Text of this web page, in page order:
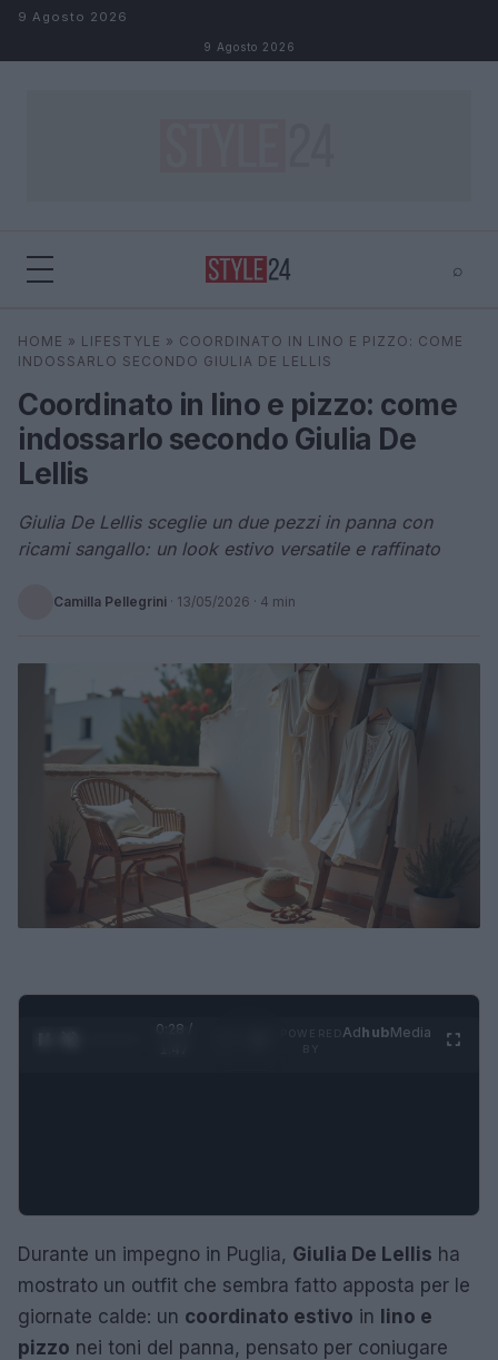
Salta al contenuto
9 Agosto 2026
9 Agosto 2026
⌕
Cerca ⌕ ×
HOME » LIFESTYLE » COORDINATO IN LINO E PIZZO: COME
INDOSSARLO SECONDO GIULIA DE LELLIS
Coordinato in lino e pizzo: come
indossarlo secondo Giulia De
Lellis
Giulia De Lellis sceglie un due pezzi in panna con
ricami sangallo: un look estivo versatile e raffinato
Camilla Pellegrini · 13/05/2026 · 4 min
0:29 /
AdhubMedia
Durante un impegno in Puglia, Giulia De Lellis ha
mostrato un outfit che sembra fatto apposta per le
giornate calde: un coordinato estivo in lino e
pizzo nei toni del panna, pensato per coniugare